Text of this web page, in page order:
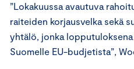
”Lokakuussa avautuva
raiteiden korjausvelka sekä
yhtälö, jonka
Suomelle EU-budjetista”,